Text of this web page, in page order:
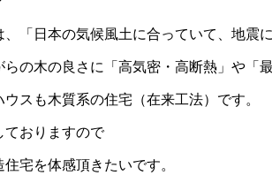
「日本の気候風土に合っていて、地震
の木の良さに「高気密・高断熱」や「
スも木質系の住宅（在来工法）です。
ておりますので
宅を体感頂きたいです。